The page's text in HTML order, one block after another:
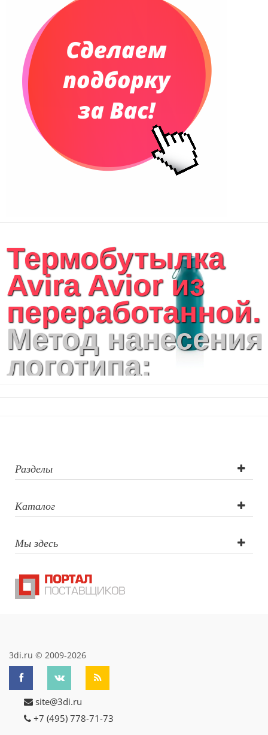
Термобутылка
Avira Avior из
Метод нанесения
логотипа:
тампопечать,
круговая
шелкография,
круговая
гравировка 360°
Разделы
Каталог
Мы здесь
3di.ru © 2009-2026
site@3di.ru
+7 (495) 778-71-73